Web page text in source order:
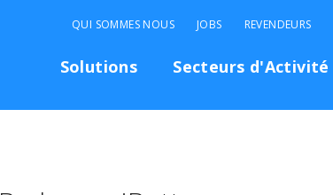
Solutions Secteurs d'Activité
QUI SOMMES NOUS JOBS REVENDEURS